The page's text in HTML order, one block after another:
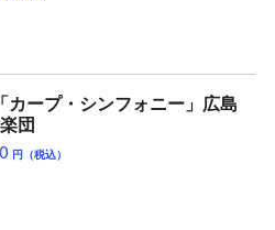
カープ・シンフォニー」広島
団
円（税込）